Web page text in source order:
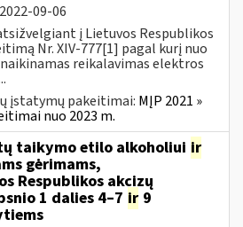
2022-09-06
į Lietuvos Respublikos
Nr. XIV-777[1] pagal kurį nuo
reikalavimas elektros
įstatymų pakeitimai: MĮP 2021 »
nuo 2023 m.
taikymo etilo alkoholiui ir
gėrimams,
Respublikos akcizų
1 dalies 4–7 ir 9